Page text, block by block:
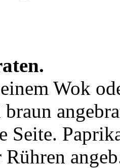
Wok
Seite.